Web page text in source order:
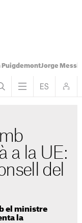
PuigdemontJorge Messi
a la UE:
del
el ministre
la